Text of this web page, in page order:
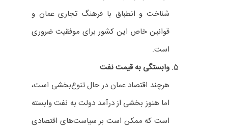
شناخت و انطباق با فرهنگ تجاری عمان و
قوانین خاص این کشور برای موفقیت ضروری
است.
وابستگی به قیمت نفت
هرچند اقتصاد عمان در حال تنوع‌بخشی است،
اما هنوز بخشی از درآمد دولت به نفت وابسته
است که ممکن است بر سیاست‌های اقتصادی